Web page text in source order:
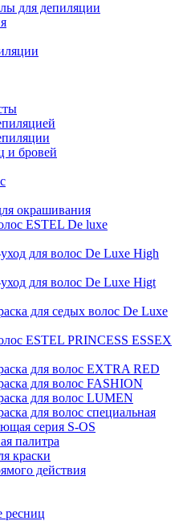
для депиляции
и бровей
окрашивания
ESTEL De luxe
для волос De Luxe High
для волос De Luxe Higt
для седых волос De Luxe
ESTEL PRINCESS ESSEX
для волос EXTRA RED
для волос FASHION
для волос LUMEN
для волос специальная
серия S-OS
палитра
краски
действия
ресниц